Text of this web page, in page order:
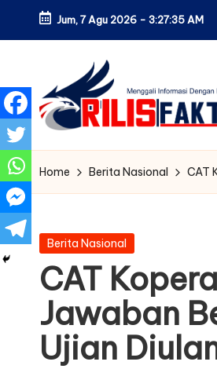
Skip
content
Jum, 7 Agu 2026 - 3:27:36 AM
Home Berita Nasional CAT
Posted
Berita Nasional
CAT
Jawaban
Ujian